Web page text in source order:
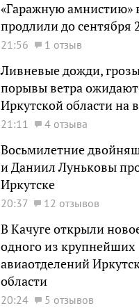
«Гаражную амнистию»
продлили до сентября
21:56 1 отзыв
Ливневые дожди,
порывы ветра
Иркутской области на
21:11 4 отзыва
Восьмилетние
и Даниил Луньковы
Иркутске
20:37 12 отзывов
В Качуге открыли
одного из крупнейших
авиаотделений
области
20:24 5 отзывов